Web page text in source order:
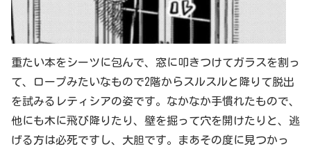
重たい本をシーツに包んで、窓に叩きつけてガラスを割っ
て、ロープみたいなもので2階からスルスルと降りて脱出
を試みるレティシアの姿です。なかなか手慣れたもので、
他にも木に飛び降りたり、壁を掘って穴を開けたりと、逃
げる方は必死ですし、大胆です。まあその度に見つかっ